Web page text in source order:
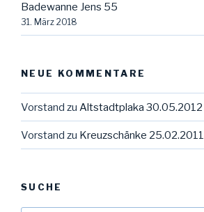
Badewanne Jens 55
31. März 2018
NEUE KOMMENTARE
Vorstand zu Altstadtplaka 30.05.2012
Vorstand zu Kreuzschänke 25.02.2011
SUCHE